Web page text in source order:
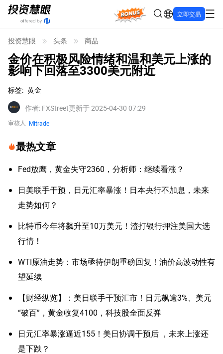
Bonus 立即交易
投资慧眼 头条 商品
金价在积极风险情绪和温和美元上涨的
影响下回落至3300美元附近
标签: 黄金
作者: FXStreet更新于 2025-04-30 07:29
审核人 Mitrade
最热文章
Fed放鹰，黄金失守2360，分析师：继续看涨？
日美联手干预，日元汇率暴涨！日本央行不加息，未来
走势如何？
比特币今年将飙升至10万美元！渣打银行押注美国大选
行情！
WTI原油走势：市场亟待伊朗重磅回复！油价高波动性有
望延续
【财经纵览】：美日联手干预汇市！日元飙逾3%、美元
“破百”，黄金收复4100，科技股全面反弹
日元汇率暴涨逼近155！美日协调干预后 ，未来上涨还
是下跌？